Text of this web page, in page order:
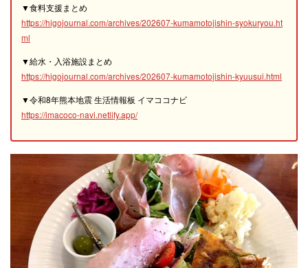
▼食料支援まとめ
https://higojournal.com/archives/202607-kumamotojishin-syokuryou.ht
ml
▼給水・入浴施設まとめ
https://higojournal.com/archives/202607-kumamotojishin-kyuusui.html
▼令和8年熊本地震 生活情報板 イマココナビ
https://imacoco-navi.netlify.app/